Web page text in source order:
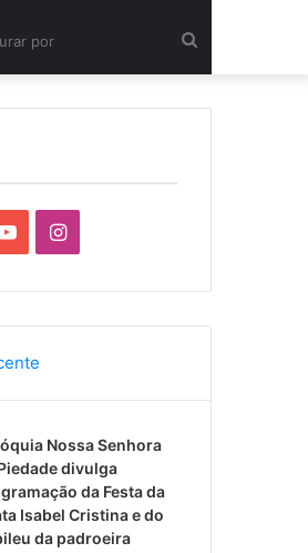
por
u
T
u
b
e
I
s
a
g
r
a
Nossa Senhora
divulga
da Festa da
Isabel Cristina e do
da padroeira